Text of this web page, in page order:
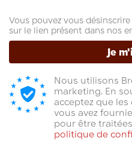
Vous pouvez vous
sur le lien présent dans nos
Je
Nous utilisons
marketing. En
acceptez que
vous avez
pour être
politique de